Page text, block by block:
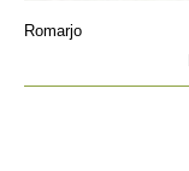
Romarjo